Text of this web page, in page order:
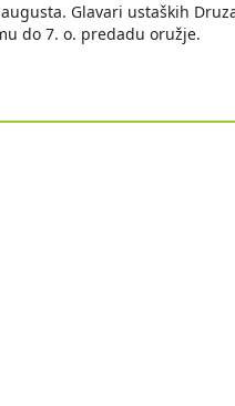
Glavari ustaških
do 7. o. predadu oružje.